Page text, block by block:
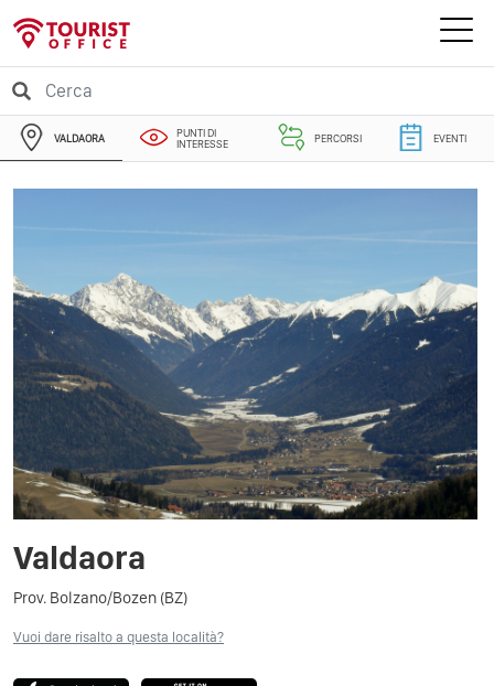
VALDAORA
PUNTI DI
INTERESSE
PERCORSI EVENTI
Valdaora
Prov. Bolzano/Bozen (BZ)
Vuoi dare risalto a questa località?